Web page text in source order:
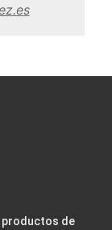
productos de